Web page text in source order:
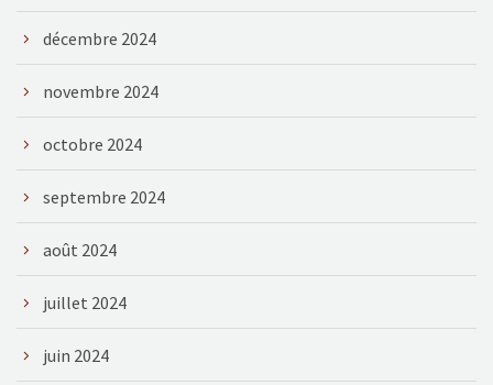
décembre 2024
novembre 2024
octobre 2024
septembre 2024
août 2024
juillet 2024
juin 2024